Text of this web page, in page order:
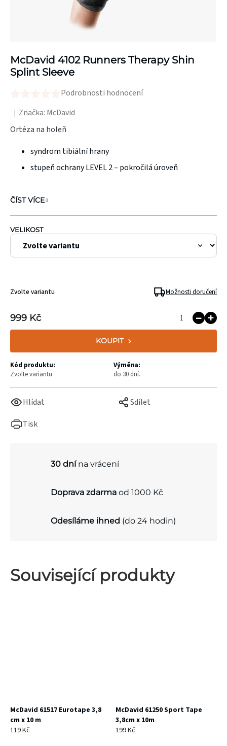
McDavid 4102 Runners Therapy Shin
Splint Sleeve
hodnocení
produktu
hvězdiček.
Podrobnosti hodnocení
Značka: McDavid
VELIKOST
Ortéza na holeň
syndrom tibiální hrany
stupeň ochrany LEVEL 2 – pokročilá úroveň
ČÍST VÍCE
Tisk
Hlídat Sdílet
999 Kč
KOUPIT
Zvolte variantu Možnosti doručení
Kód produktu:
Zvolte variantu
Výměna:
do 30 dní.
30 dnína vrácení
Doprava zdarma od 1000 Kč
Odesíláme ihned (do 24 hodin)
Související produkty
McDavid 61517 Eurotape 3,8
cm x 10 m
119 Kč
McDavid 61250 Sport Tape
3,8cm x 10m
199 Kč